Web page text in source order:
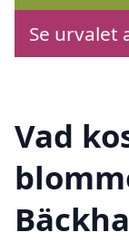
Se urvalet
Vad